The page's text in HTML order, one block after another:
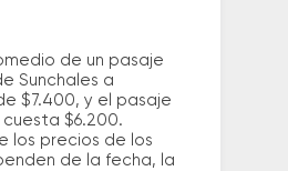
de un pasaje
Sunchales a
$7.400, y el pasaje
$6.200.
los precios de los
de la fecha, la